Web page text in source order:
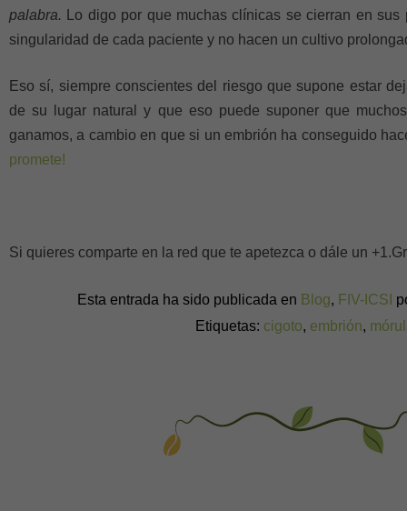
palabra.
Lo digo por que muchas clínicas se cierran en
singularidad de cada paciente y no hacen un cultivo
Eso sí, siempre conscientes del riesgo que supone estar
de su lugar natural y que eso puede suponer que
ganamos, a cambio en que si un embrión ha conseguido
promete!
Si quieres comparte en la red que te apetezca o dále un
Esta entrada ha sido publicada en Blog, FIV-ICSI
Etiquetas: cigoto, embrión,